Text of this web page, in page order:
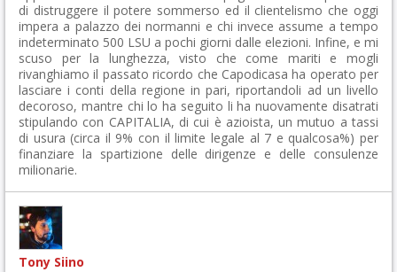
di distruggere il potere sommerso ed il clientelismo che oggi
impera a palazzo dei normanni e chi invece assume a tempo
indeterminato 500 LSU a pochi giorni dalle elezioni. Infine, e mi
scuso per la lunghezza, visto che come mariti e mogli
rivanghiamo il passato ricordo che Capodicasa ha operato per
lasciare i conti della regione in pari, riportandoli ad un livello
decoroso, mantre chi lo ha seguito li ha nuovamente disatrati
stipulando con CAPITALIA, di cui è azioista, un mutuo a tassi
di usura (circa il 9% con il limite legale al 7 e qualcosa%) per
finanziare la spartizione delle dirigenze e delle consulenze
milionarie.
Tony Siino